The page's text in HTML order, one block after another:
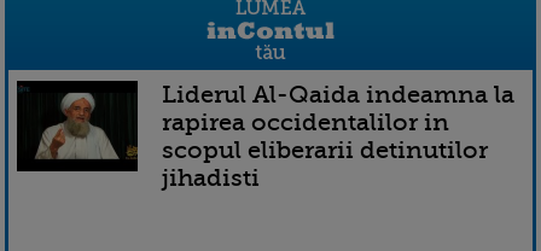
Liderul Al-Qaida indeamna la
rapirea occidentalilor in
scopul eliberarii detinutilor
jihadisti